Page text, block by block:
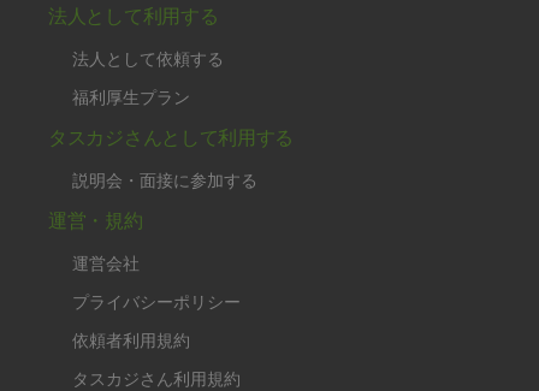
法人として利用する
法人として依頼する
福利厚生プラン
タスカジさんとして利用する
説明会・面接に参加する
運営・規約
運営会社
プライバシーポリシー
依頼者利用規約
タスカジさん利用規約